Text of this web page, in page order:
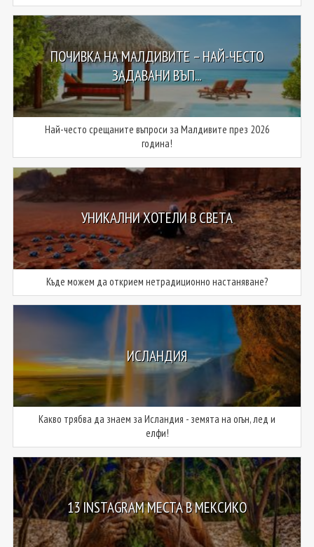
ПОЧИВКА НА МАЛДИВИТЕ – НАЙ-ЧЕСТО
ЗАДАВАНИ ВЪП...
Най-често срещаните въпроси за Малдивите през 2026
година!
УНИКАЛНИ ХОТЕЛИ В СВЕТА
Къде можем да открием нетрадиционно настаняване?
ИСЛАНДИЯ
Какво трябва да знаем за Исландия - земята на огън, лед и
елфи!
13 INSTAGRAM МЕСТА В МЕКСИКО